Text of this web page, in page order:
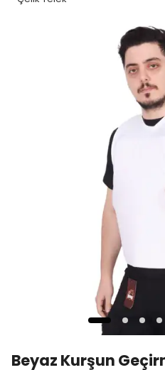
Beyaz Kurşun